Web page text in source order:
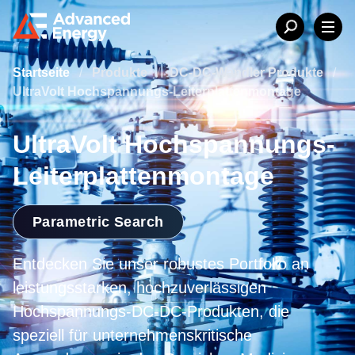
Startseite / Produkte / DC-DC-Wandler Produkte /
UltraVolt Hochspannungs-Leiterplattenmontage
UltraVolt Hochspannungs-
Leiterplattenmontage
Parametric Search
Entdecken Sie unser robustes Portfolio an
leistungsstarken, hochzuverlässigen
Hochspannungs-DC-DC-Produkten, die
speziell für unternehmenskritische